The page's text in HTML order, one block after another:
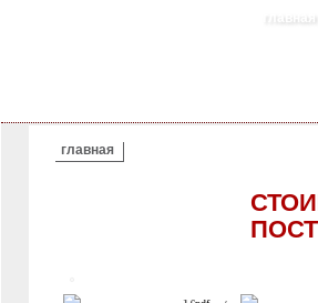
главная
ВЫ ЗДЕСЬ
главная